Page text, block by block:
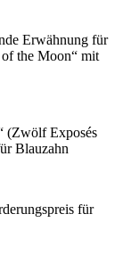
Erwähnung für
the Moon“ mit
(Zwölf Exposés
Blauzahn
für